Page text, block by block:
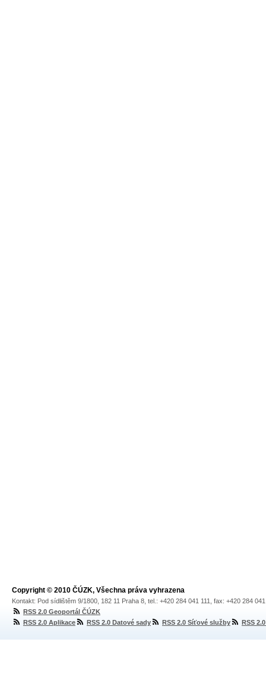
Copyright © 2010 ČÚZK, Všechna práva vyhrazena
Kontakt: Pod sídlištěm 9/1800, 182 11 Praha 8, tel.: +420 284 041 111, fax: +420 284
RSS 2.0 Geoportál ČÚZK
RSS 2.0 Aplikace
RSS 2.0 Datové sady RSS 2.0 Síťové služby RSS